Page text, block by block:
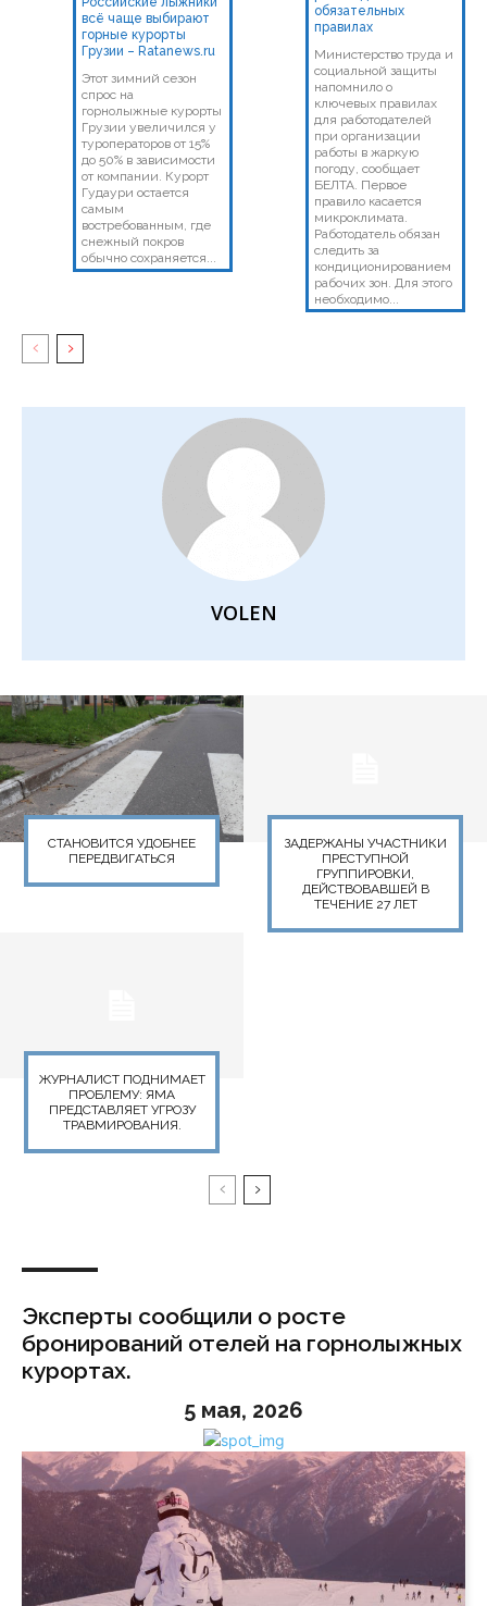
всё чаще выбирают
горные курорты
Грузии – Ratanews.ru
Этот зимний сезон
спрос на
горнолыжные курорты
Грузии увеличился у
туроператоров от 15%
до 50% в зависимости
от компании. Курорт
Гудаури остается
самым
востребованным, где
снежный покров
обычно сохраняется...
обязательных
правилах
Министерство труда и
социальной защиты
напомнило о
ключевых правилах
для работодателей
при организации
работы в жаркую
погоду, сообщает
БЕЛТА. Первое
правило касается
микроклимата.
Работодатель обязан
следить за
кондиционированием
рабочих зон. Для этого
необходимо...
VOLEN
СТАНОВИТСЯ УДОБНЕЕ
ПЕРЕДВИГАТЬСЯ
ЗАДЕРЖАНЫ УЧАСТНИКИ
ПРЕСТУПНОЙ
ГРУППИРОВКИ,
ДЕЙСТВОВАВШЕЙ В
ТЕЧЕНИЕ 27 ЛЕТ
ЖУРНАЛИСТ ПОДНИМАЕТ
ПРОБЛЕМУ: ЯМА
ПРЕДСТАВЛЯЕТ УГРОЗУ
ТРАВМИРОВАНИЯ.